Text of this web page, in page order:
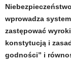
wprowadza
zastępować
konstytucją i
godności” i